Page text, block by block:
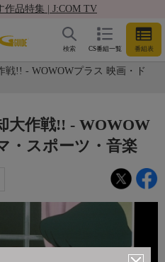
作品特集 | J:COM TV
CS番組一覧 番組表
検索
戦!! - WOWOWプラス 映画・ド
大作戦!! - WOWOW
・スポーツ・音楽